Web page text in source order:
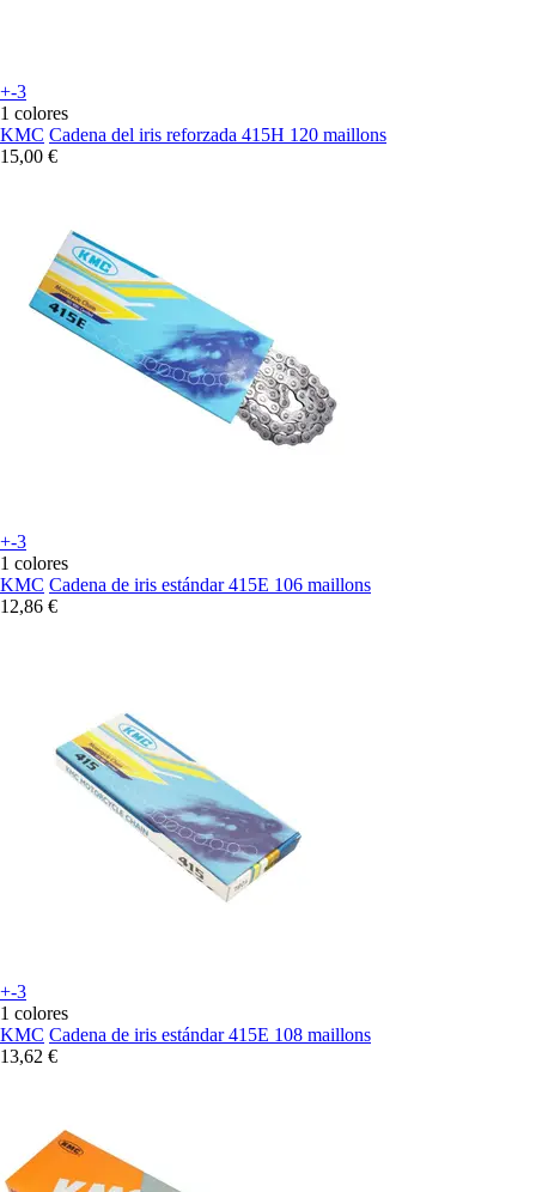
+-3
1 colores
KMC Cadena del iris reforzada 415H 120 maillons
15,00 €
+-3
1 colores
KMC Cadena de iris estándar 415E 106 maillons
12,86 €
+-3
1 colores
KMC Cadena de iris estándar 415E 108 maillons
13,62 €